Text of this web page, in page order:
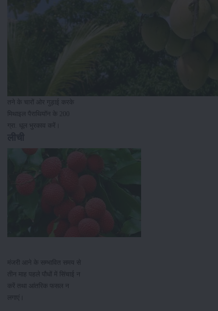
तने के चारों ओर गुड़ाई करके
मिथाइल पैराथियॉन के 200
ग्रा. धूल भुरकाव करें।
मंजरी आने के सम्भावित समय से
तीन माह पहले पौधों में सिंचाई न
करें तथा आंतरिक फसल न
लगाएं।